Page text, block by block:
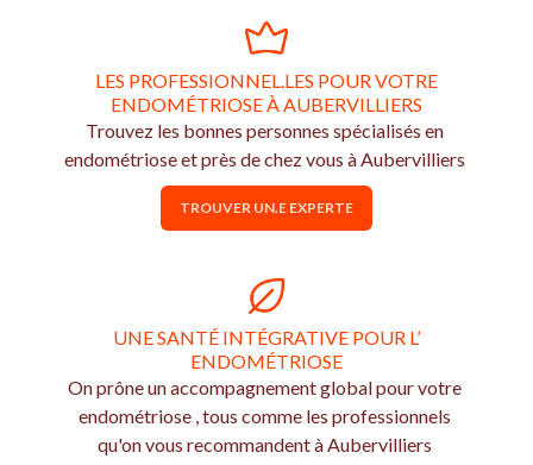
LES PROFESSIONNEL.LES POUR VOTRE
ENDOMÉTRIOSE À AUBERVILLIERS
Trouvez les bonnes personnes spécialisés en
endométriose et près de chez vous à Aubervilliers
TROUVER UN.E EXPERTE
UNE SANTÉ INTÉGRATIVE POUR L’
ENDOMÉTRIOSE
On prône un accompagnement global pour votre
endométriose , tous comme les professionnels
qu'on vous recommandent à Aubervilliers